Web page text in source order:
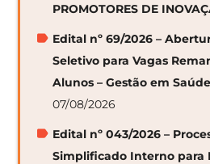
PROMOTORES DE
Edital nº 69/2026 –
Seletivo para Vagas
Alunos – Gestão em
07/08/2026
Edital nº 043/2026 –
Simplificado Interno para